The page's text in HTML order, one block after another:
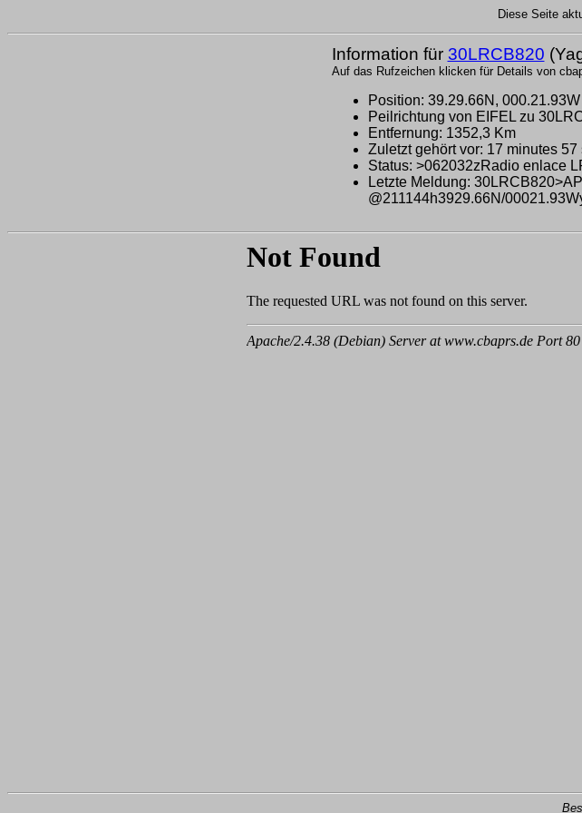
Diese Seite
Information für 30LRCB820
Auf das Rufzeichen klicken für Details von
Position: 39.29.66N, 000.21.93W
Peilrichtung von EIFEL zu
Entfernung: 1352,3 Km
Zuletzt gehört vor: 17 minutes 57
Status: >062032zRadio enlace
Letzte Meldung:
@211144h3929.66N/